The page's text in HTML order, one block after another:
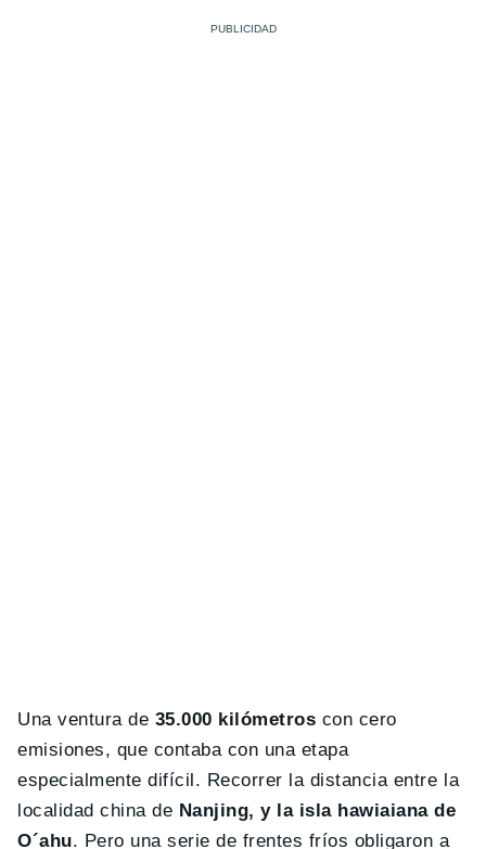
Una ventura de 35.000 kilómetros con cero
emisiones, que contaba con una etapa
especialmente difícil. Recorrer la distancia entre la
localidad china de Nanjing, y la isla hawiaiana de
O´ahu. Pero una serie de frentes fríos obligaron a